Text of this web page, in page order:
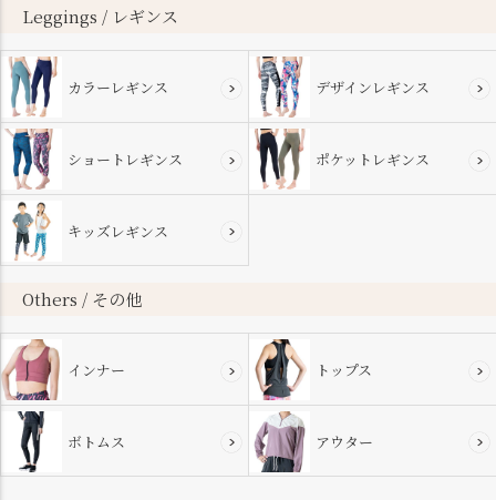
Leggings / レギンス
カラーレギンス デザインレギンス
ショートレギンス ポケットレギンス
キッズレギンス
Others / その他
インナー トップス
ボトムス アウター